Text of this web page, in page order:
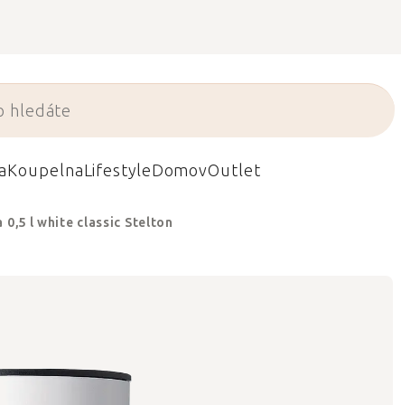
KoupelnaLifestyleDomovOutlet
0,5 l white classic Stelton